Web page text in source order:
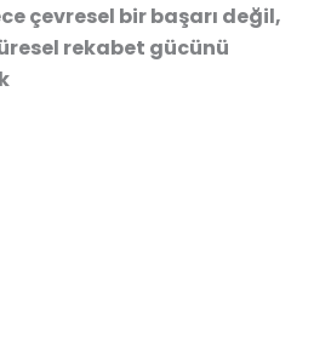
çevresel bir başarı değil,
rekabet gücünü